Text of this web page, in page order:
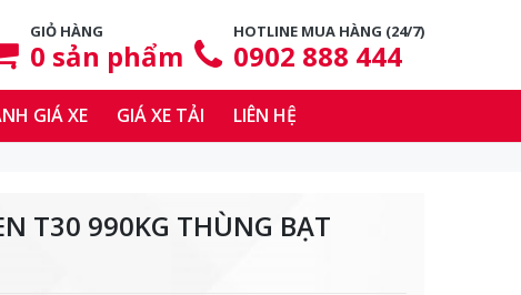
GIỎ HÀNG
0 sản phẩm
HOTLINE MUA HÀNG (24/7)
0902 888 444
GIÁ XE GIÁ XE TẢI LIÊN HỆ
T30 990KG THÙNG BẠT